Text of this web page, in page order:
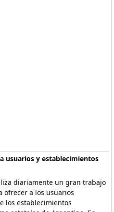
usuarios y establecimientos
diariamente un gran trabajo
ofrecer a los usuarios
los establecimientos